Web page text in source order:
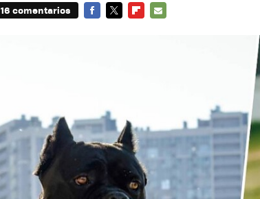
16 comentarios